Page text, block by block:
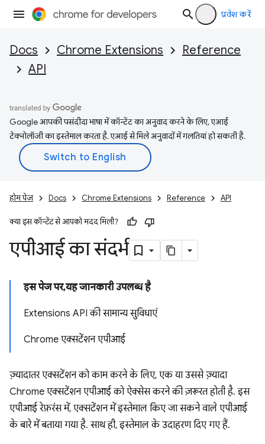
प्रवेश करें
Docs Chrome Extensions
Reference
API
Google आपकी पसंदीदा भाषा में कॉन्टेंट का अनुवाद करने के लिए, एआई
टेक्नोलॉजी का इस्तेमाल करता है. एआई से मिले अनुवादों में गलतियां हो सकती हैं.
होम पेज Docs Chrome Extensions Reference API
क्या इस कॉन्टेंट से आपको मदद मिली?
एपीआई का संदर्भ
इस पेज पर, यह जानकारी उपलब्ध है
Extensions API की सामान्य सुविधाएं
Chrome एक्सटेंशन एपीआई
ज़्यादातर एक्सटेंशन को काम करने के लिए, एक या उससे ज़्यादा
Chrome एक्सटेंशन एपीआई को ऐक्सेस करने की ज़रूरत होती है. इस
एपीआई रेफ़रंस में, एक्सटेंशन में इस्तेमाल किए जा सकने वाले एपीआई
के बारे में बताया गया है. साथ ही, इस्तेमाल के उदाहरण दिए गए हैं.